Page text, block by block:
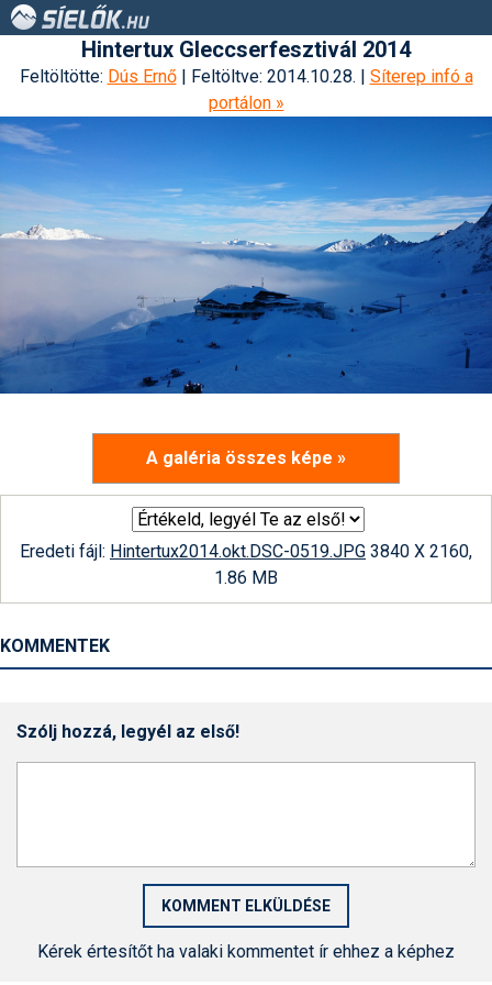
Hintertux Gleccserfesztivál 2014
Feltöltötte: Dús Ernő| Feltöltve: 2014.10.28. | Síterep infó a
portálon »
A galéria összes képe »
Eredeti fájl: Hintertux2014.okt.DSC-0519.JPG 3840 X 2160,
1.86 MB
KOMMENTEK
Szólj hozzá, legyél az első!
Kérek értesítőt ha valaki kommentet ír ehhez a képhez